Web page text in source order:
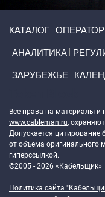
КАТАЛОГ
АНАЛИТИКА
ЗАРУБЕЖЬЕ
Все права на материалы и
www.cableman.ru,
Допускается цитирование
от объема оригинального
гиперссылкой.
©2005 - 2026 «Кабельщик»
Политика сайта